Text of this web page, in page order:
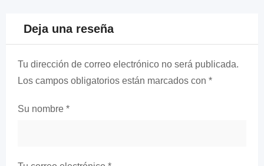
Deja una reseña
Tu dirección de correo electrónico no será publicada.
Los campos obligatorios están marcados con *
Su nombre *